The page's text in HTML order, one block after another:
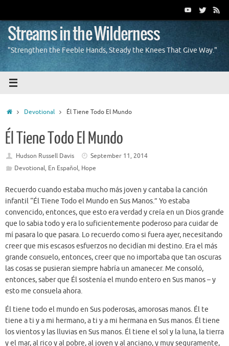
content
Streams in the Wilderness
"Strengthen the Feeble Hands, Steady the Knees That Give Way."
HomeDevotional Él Tiene Todo El Mundo
Él Tiene Todo El Mundo
Hudson Russell Davis
September 11, 2014
Devotional, En Español, Hope
Recuerdo cuando estaba mucho más joven y cantaba la canción
infantil “Él Tiene Todo el Mundo en Sus Manos.” Yo estaba
convencido, entonces, que esto era verdad y creía en un Dios grande
que lo sabia todo y era lo suficientemente poderoso para cuidar de
mí pasara lo que pasara. Lo recuerdo como si fuera ayer, necesitando
creer que mis escasos esfuerzos no decidían mi destino. Era el más
grande consuelo, entonces, creer que no importaba que tan oscuras
las cosas se pusieran siempre habría un amanecer. Me consoló,
entonces, saber que Él sostenía el mundo entero en Sus manos – y
esto me consuela ahora.
Él tiene todo el mundo en Sus poderosas, amorosas manos. Él te
tiene a ti y a mi hermano, a ti y a mi hermana en Sus manos. Él tiene
los vientos y las lluvias en Sus manos. Él tiene el sol y la luna, la tierra
y el mar, al rico y al pobre, al joven y al anciano, y muy seguramente,